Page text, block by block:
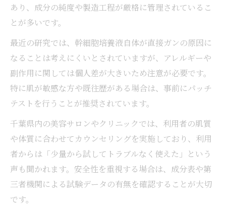
ヒト幹細胞培養液は安全なのか最新情報
幹細胞クリームとレチノールの違い比較
がん化リスクを避ける幹細胞クリームの選
千葉県で信頼できる幹細胞クリームとは
る方法
信頼できる幹細胞クリームの選定ポイント
千葉県の美容施設で幹細胞クリーム体験を
千葉県内で評判の良い幹細胞クリームとは
あり、成分の純度や製造工程が厳格に管理されているこ
とが多いです。
最近の研究では、幹細胞培養液自体が直接ガンの原因に
なることは考えにくいとされていますが、アレルギーや
副作用に関しては個人差が大きいため注意が必要です。
特に肌が敏感な方や既往歴がある場合は、事前にパッチ
テストを行うことが推奨されています。
千葉県内の美容サロンやクリニックでは、利用者の肌質
や体質に合わせてカウンセリングを実施しており、利用
者からは「少量から試してトラブルなく使えた」という
声も聞かれます。安全性を重視する場合は、成分表や第
三者機関による試験データの有無を確認することが大切
です。